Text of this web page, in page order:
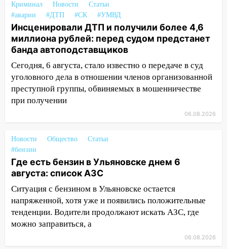
11:30
Кабмин РФ разрешил до 1 июля
2027 года импорт, выпуск и обращение
бензина Евро 2, Евро 3, Евро 4
11:12 Соцсети: на Рябикова автомобиль
врезался в забор
10:27 Где есть бензин в Ульяновске
днем 6 августа: список АЗС
Внимание! В Ульяновской области
10:00
В Старомайнском районе утонул
51-летний мужчина
09:50 В Ульяновске черный коршун
застрял в тепловозе
09:44 Ульяновские спасатели помогли
юному велосипедисту на улице
Чернышевского
Криминал Новости
Статьи
#аварии
#ДТП #СК #УМВД
Инсценировали ДТП и получили более 4,6
миллиона рублей: перед судом предстанет
банда автоподставщиков
Сегодня, 6 августа, стало известно о передаче в суд
уголовного дела в отношении членов организованной
преступной группы, обвиняемых в мошенничестве
при получении
06.08.2026
Новости Общество
Статьи
#бензин
Где есть бензин в Ульяновске днем 6
августа: список АЗС
Ситуация с бензином в Ульяновске остается
напряженной, хотя уже и появились положительные
тенденции. Водители продолжают искать АЗС, где
можно заправиться, а
06.08.2026